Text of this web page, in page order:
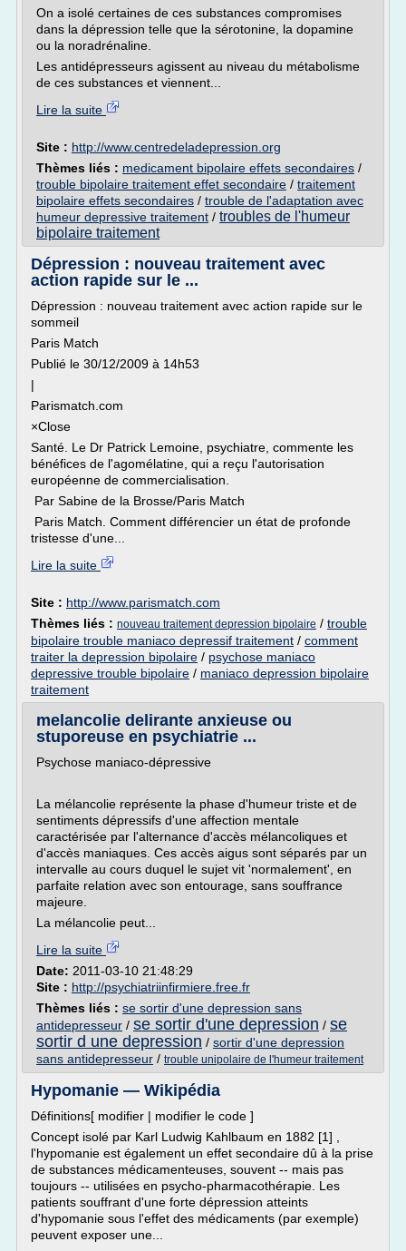
On a isolé certaines de ces substances compromises
dans la dépression telle que la sérotonine, la dopamine
ou la noradrénaline.
Les antidépresseurs agissent au niveau du métabolisme
de ces substances et viennent...
Lire la suite
Site : http://www.centredeladepression.org
Thèmes liés : medicament bipolaire effets secondaires /
trouble bipolaire traitement effet secondaire / traitement
bipolaire effets secondaires / trouble de l'adaptation avec
humeur depressive traitement / troubles de l'humeur
bipolaire traitement
Dépression : nouveau traitement avec
action rapide sur le ...
Dépression : nouveau traitement avec action rapide sur le
sommeil
Paris Match
Publié le 30/12/2009 à 14h53
|
Parismatch.com
×Close
Santé. Le Dr Patrick Lemoine, psychiatre, commente les
bénéfices de l'agomélatine, qui a reçu l'autorisation
européenne de commercialisation.
Par Sabine de la Brosse/Paris Match
Paris Match. Comment différencier un état de profonde
tristesse d'une...
Lire la suite
Site : http://www.parismatch.com
Thèmes liés : nouveau traitement depression bipolaire / trouble
bipolaire trouble maniaco depressif traitement / comment
traiter la depression bipolaire / psychose maniaco
depressive trouble bipolaire / maniaco depression bipolaire
traitement
melancolie delirante anxieuse ou
stuporeuse en psychiatrie ...
Psychose maniaco-dépressive
La mélancolie représente la phase d'humeur triste et de
sentiments dépressifs d'une affection mentale
caractérisée par l'alternance d'accès mélancoliques et
d'accès maniaques. Ces accès aigus sont séparés par un
intervalle au cours duquel le sujet vit 'normalement', en
parfaite relation avec son entourage, sans souffrance
majeure.
La mélancolie peut...
Lire la suite
Date: 2011-03-10 21:48:29
Site : http://psychiatriinfirmiere.free.fr
Thèmes liés : se sortir d'une depression sans
antidepresseur / se sortir d'une depression / se
sortir d une depression / sortir d'une depression
sans antidepresseur / trouble unipolaire de l'humeur traitement
Hypomanie — Wikipédia
Définitions[ modifier | modifier le code ]
Concept isolé par Karl Ludwig Kahlbaum en 1882 [1] ,
l'hypomanie est également un effet secondaire dû à la prise
de substances médicamenteuses, souvent -- mais pas
toujours -- utilisées en psycho-pharmacothérapie. Les
patients souffrant d'une forte dépression atteints
d'hypomanie sous l'effet des médicaments (par exemple)
peuvent exposer une...